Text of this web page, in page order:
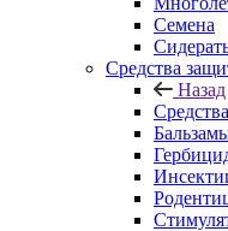
Семена
Средства
Назад